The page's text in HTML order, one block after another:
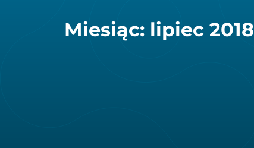
Miesiąc: lipiec 2018